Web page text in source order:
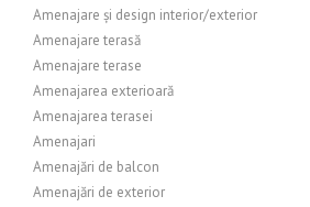
Amenajare și design interior/exterior
Amenajare terasă
Amenajare terase
Amenajarea exterioară
Amenajarea terasei
Amenajari
Amenajări de balcon
Amenajări de exterior